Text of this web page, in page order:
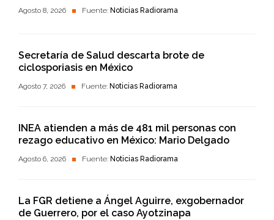
Agosto 8, 2026 Fuente: Noticias Radiorama
Secretaría de Salud descarta brote de
ciclosporiasis en México
Agosto 7, 2026 Fuente: Noticias Radiorama
INEA atienden a más de 481 mil personas con
rezago educativo en México: Mario Delgado
Agosto 6, 2026 Fuente: Noticias Radiorama
La FGR detiene a Ángel Aguirre, exgobernador
de Guerrero, por el caso Ayotzinapa